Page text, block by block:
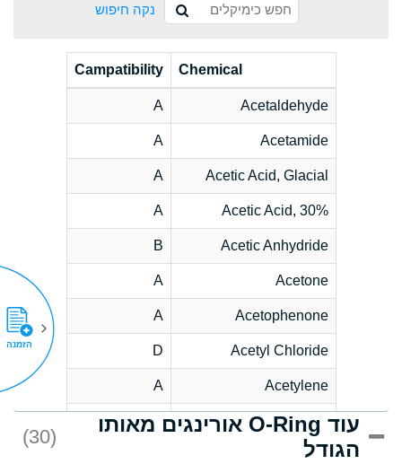
נקה חיפוש
Chemical
Campatibility
Acetaldehyde
A
Acetamide
A
Acetic Acid, Glacial
A
Acetic Acid, 30%
A
Acetic Anhydride
B
Acetone
A
Acetophenone
A
Acetyl Chloride
D
Acetylene
A
Acrlylonitrile
D
Adipic Acid
עוד O-Ring אורינגים מאותו
הגודל
(30)
הזמנה